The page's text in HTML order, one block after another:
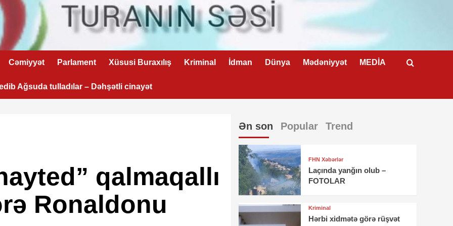
Cəmiyyət Parlament Xüsusi Buraxılış Kriminal İdman Dünya Mədəniyyət MEDİA
Ağsuda tulladılar – Dəhşətli cinayət
qalmaqallı
Ronaldonu
Ən son Popular Trend
FHN Xəbərlər
Laçında yanğın olub –
FOTOLAR
Kriminal
Hərbi xidmətə görə rüşvət